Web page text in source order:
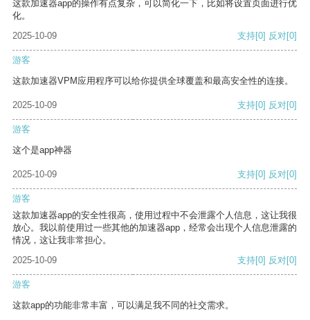
这款加速器app的操作有点复杂，可以简化一下，比如将设置页面进行优
化。
2025-10-09
支持[0] 反对[0]
游客
这款加速器VPM应用程序可以给你提供全球覆盖和最高安全性的连接。
2025-10-09 支持[0] 反对[0]
游客
这个是app神器
2025-10-09 支持[0] 反对[0]
游客
这款加速器app的安全性很高，使用过程中不会泄露个人信息，这让我很
放心。我以前使用过一些其他的加速器app，经常会出现个人信息泄露的
情况，这让我非常担心。
2025-10-09
支持[0] 反对[0]
游客
这款app的功能非常丰富，可以满足我不同的社交需求。